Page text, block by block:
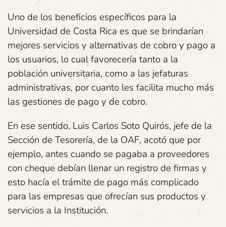
Uno de los beneficios específicos para la
Universidad de Costa Rica es que se brindarían
mejores servicios y alternativas de cobro y pago a
los usuarios, lo cual favorecería tanto a la
población universitaria, como a las jefaturas
administrativas, por cuanto les facilita mucho más
las gestiones de pago y de cobro.
En ese sentido, Luis Carlos Soto Quirós, jefe de la
Sección de Tesorería, de la OAF, acotó que por
ejemplo, antes cuando se pagaba a proveedores
con cheque debían llenar un registro de firmas y
esto hacía el trámite de pago más complicado
para las empresas que ofrecían sus productos y
servicios a la Institución.